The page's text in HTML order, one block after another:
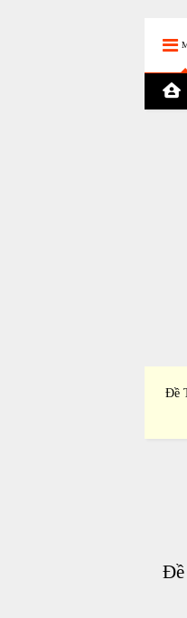
Đề
Đề